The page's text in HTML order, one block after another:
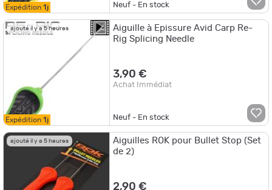
Expédition 1j Neuf - En stock
ajouté il y a 5 heures
Expédition 1j
Aiguille à Epissure Avid Carp Re-
Rig Splicing Needle
3,90 €
Achat Immédiat
Neuf - En stock
ajouté il y a 5 heures
Aiguilles ROK pour Bullet Stop (Set
de 2)
2,90 €